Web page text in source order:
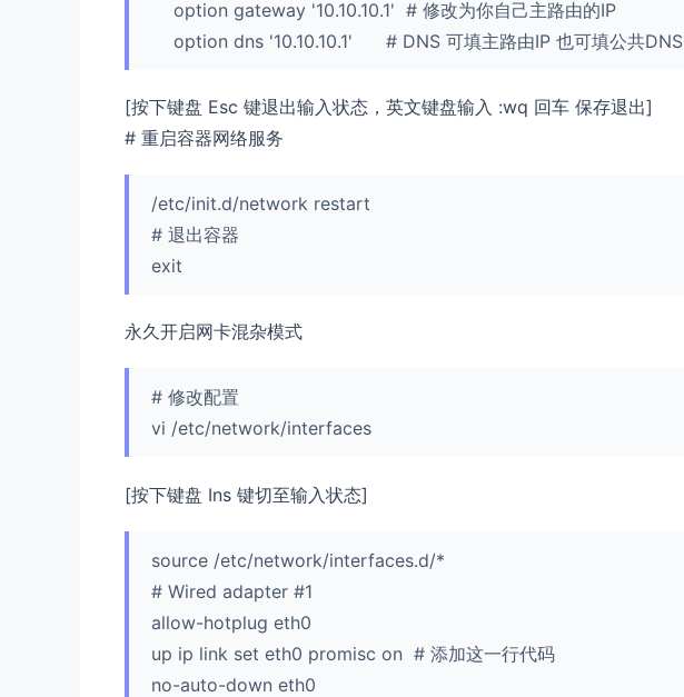
option gateway '10.10.10.1' # 修改为你自己主路由的IP
option dns '10.10.10.1' # DNS 可填主路由IP 也可填公共DNS
[按下键盘 Esc 键退出输入状态，英文键盘输入 :wq 回车 保存退出]
# 重启容器网络服务
/etc/init.d/network restart
# 退出容器
exit
永久开启网卡混杂模式
# 修改配置
vi /etc/network/interfaces
[按下键盘 Ins 键切至输入状态]
source /etc/network/interfaces.d/*
# Wired adapter #1
allow-hotplug eth0
up ip link set eth0 promisc on # 添加这一行代码
no-auto-down eth0